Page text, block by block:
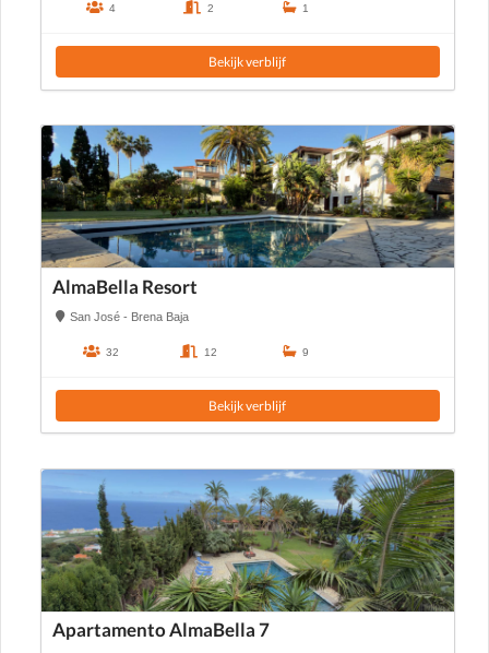
4 2 1
Bekijk verblijf
AlmaBella Resort
San José - Brena Baja
32 12 9
Bekijk verblijf
Apartamento AlmaBella 7